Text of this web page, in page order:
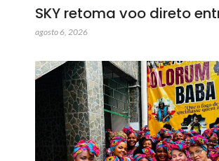
SKY retoma voo direto
agosto 6, 2026